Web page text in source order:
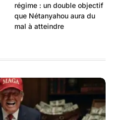
régime : un double objectif
que Nétanyahou aura du
mal à atteindre